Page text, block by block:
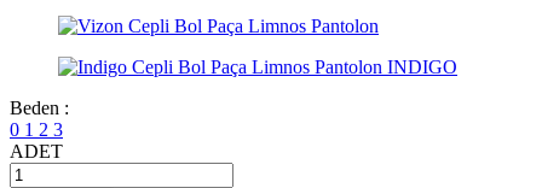
Beden :
0 1 2 3
ADET